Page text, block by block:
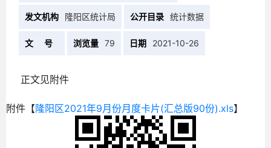
发文机构 隆阳区统计局 公开目录 统计数据
文 号 浏览量 79 日期 2021-10-26
正文见附件
附件【隆阳区2021年9月份月度卡片(汇总版90份).xls】